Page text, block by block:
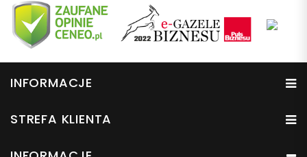
INFORMACJE
STREFA KLIENTA